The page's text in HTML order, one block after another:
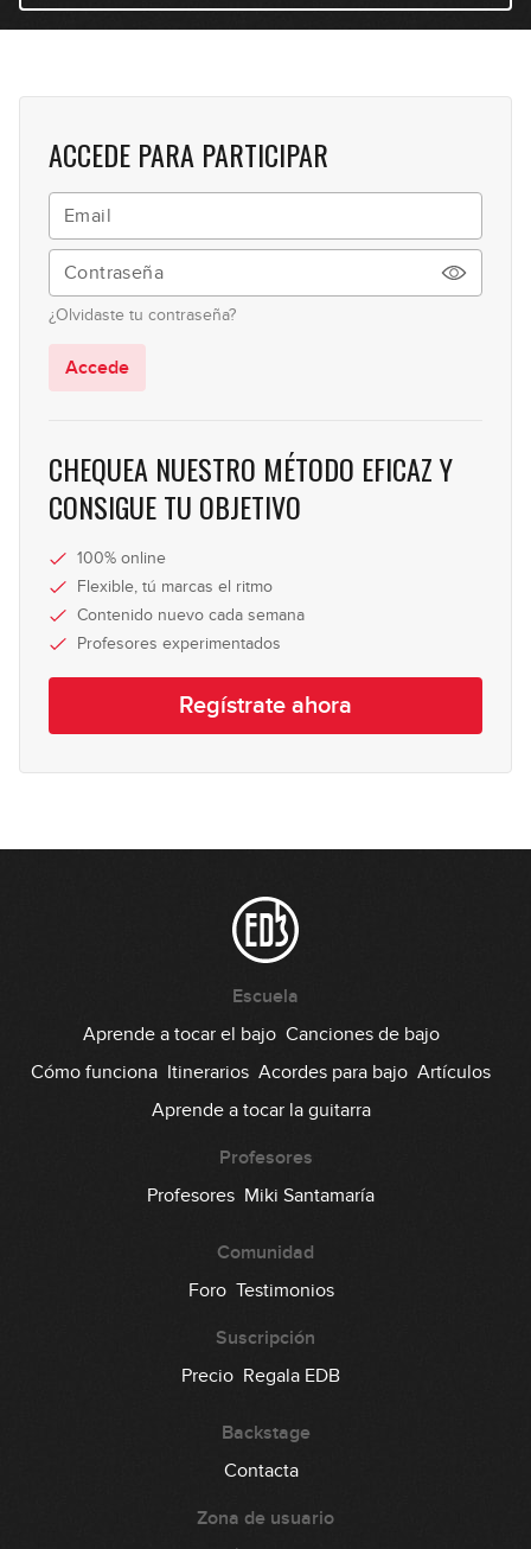
11:47
24
ACCEDE PARA PARTICIPAR
¿Olvidaste tu contraseña?
Accede
CHEQUEA NUESTRO MÉTODO EFICAZ Y
CONSIGUE TU OBJETIVO
100% online
Flexible, tú marcas el ritmo
Contenido nuevo cada semana
Profesores experimentados
Regístrate ahora
Escuela
Aprende a tocar el bajo Canciones de bajo
Cómo funciona Itinerarios Acordes para bajo Artículos
Aprende a tocar la guitarra
Profesores
Profesores Miki Santamaría
Comunidad
Foro Testimonios
Suscripción
Precio Regala EDB
Backstage
Contacta
Zona de usuario